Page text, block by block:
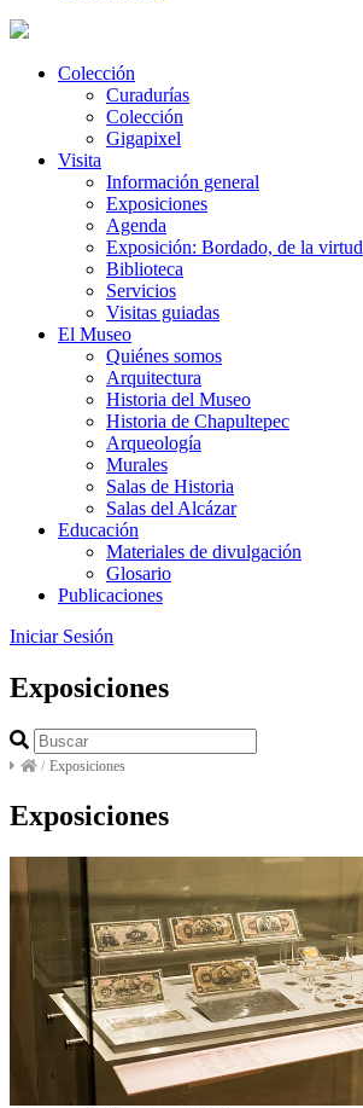
Colección
Curadurías
Colección
Gigapixel
Visita
Información general
Exposiciones
Agenda
Exposición: Bordado, de la virtud
Biblioteca
Servicios
Visitas guiadas
El Museo
Quiénes somos
Arquitectura
Historia del Museo
Historia de Chapultepec
Arqueología
Murales
Salas de Historia
Salas del Alcázar
Educación
Materiales de divulgación
Glosario
Publicaciones
Iniciar Sesión
Exposiciones
/ Exposiciones
Exposiciones